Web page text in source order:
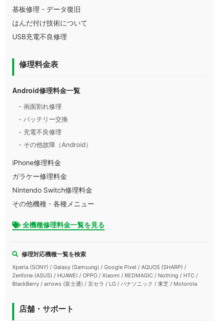
基板修理・データ復旧
はんだ付け技術について
USB充電不良修理
修理料金表
Android修理料金一覧
- 画面割れ修理
- バッテリー交換
- 充電不良修理
- その他故障（Android）
iPhone修理料金
ガラケー修理料金
Nintendo Switch修理料金
その他機種・各種メニュー
全機種修理料金一覧を見る
修理対応機種一覧を検索
Xperia (SONY) / Galaxy (Samsung) / Google Pixel / AQUOS (SHARP) /
Zenfone (ASUS) / HUAWEI / OPPO / Xiaomi / REDMAGIC / Nothing / HTC /
BlackBerry / arrows (富士通) / 京セラ / LG / パナソニック / 東芝 / Motorola
店舗・サポート